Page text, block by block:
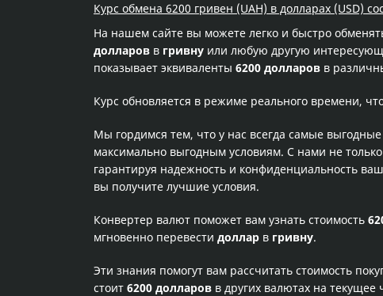
Курс обмена 6200 гривен (UAH) в долларах (USD)
На нашем сайте вы можете легко и быстро
долларов в гривну или любую другую
показывает эквиваленты 6200 долларов в
Курс обновляется в режиме реального времени,
Мы гордимся тем, что у нас всегда самые
максимально выгодным условиям. С нами не
гарантируя надежность и конфиденциальность
вы получите лучшие условия.
Конвертер валют поможет вам узнать стоимость
мгновенно перевести доллар в гривну.
Эти знания помогут вам рассчитать стоимость
стоит 6200 долларов в других валютах на текущее